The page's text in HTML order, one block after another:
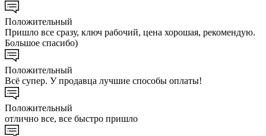
Положительный
Пришло все сразу, ключ рабочий, цена хорошая, рекомендую.
Большое спасибо)
Положительный
Всё супер. У продавца лучшие способы оплаты!
Положительный
отлично все, все быстро пришло